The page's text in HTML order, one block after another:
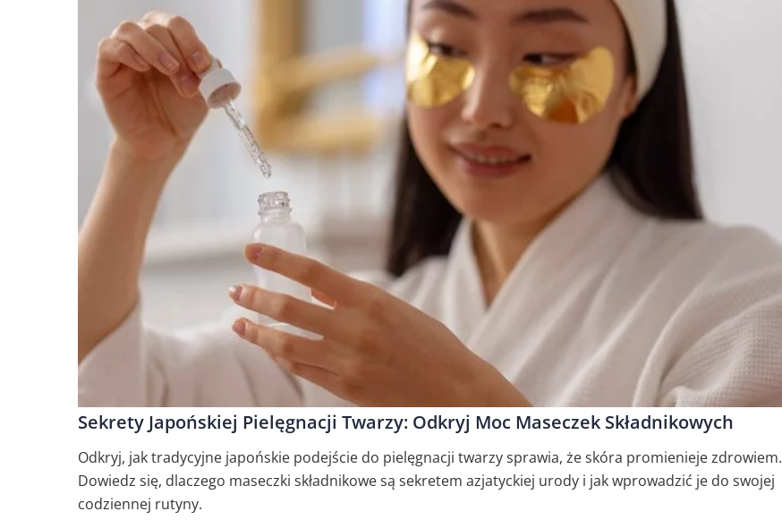
Sekrety Japońskiej Pielęgnacji Twarzy: Odkryj Moc Maseczek Składnikowych
Odkryj, jak tradycyjne japońskie podejście do pielęgnacji twarzy sprawia, że skóra promienieje zdrowiem.
Dowiedz się, dlaczego maseczki składnikowe są sekretem azjatyckiej urody i jak wprowadzić je do swojej
codziennej rutyny.